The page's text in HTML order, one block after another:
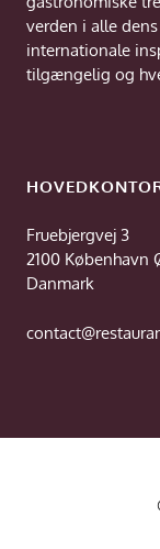
verden i alle
internationale
tilgængelig og
Fruebjergvej 3
2100 København
Danmark